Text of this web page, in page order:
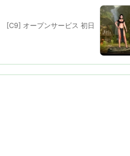
[C9] オープンサービス 初日